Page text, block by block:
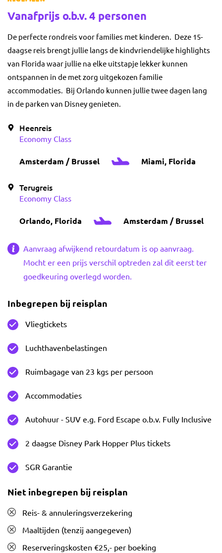
Vanafprijs o.b.v. 4 personen
De perfecte rondreis voor families met kinderen. Deze 15-
daagse reis brengt jullie langs de kindvriendelijke highlights
van Florida waar jullie na elke uitstapje lekker kunnen
ontspannen in de met zorg uitgekozen familie
accommodaties. Bij Orlando kunnen jullie twee dagen lang
in de parken van Disney genieten.
Heenreis
Economy Class
Amsterdam / Brussel Miami, Florida
Terugreis
Economy Class
Orlando, Florida Amsterdam / Brussel
Aanvraag afwijkend retourdatum is op aanvraag.
Mocht er een prijs verschil optreden zal dit eerst ter
goedkeuring overlegd worden.
Inbegrepen bij reisplan
Vliegtickets
Luchthavenbelastingen
Ruimbagage van 23 kgs per persoon
Accommodaties
Autohuur - SUV e.g. Ford Escape o.b.v. Fully Inclusive
2 daagse Disney Park Hopper Plus tickets
SGR Garantie
Niet inbegrepen bij reisplan
Reis- & annuleringsverzekering
Maaltijden (tenzij aangegeven)
Reserveringskosten €25,- per boeking